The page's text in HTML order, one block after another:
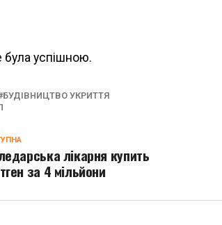
була успішною.
БУДІВНИЦТВО УКРИТТЯ
лікарня купить
за 4 мільйони